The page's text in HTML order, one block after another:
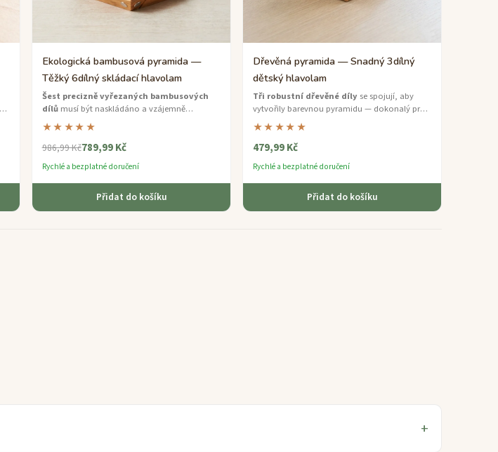
Ekologická bambusová pyramida —
Těžký 6dílný skládací hlavolam
Šest precizně vyřezaných bambusových
dílůmusí být naskládáno a vzájemně
propojeno ve správném pořadí, aby vytvořilo
dokonalou stupňovitou pyramidu.
★★★★★
986,99 Kč789,99 Kč
Rychlé a bezplatné doručení
Přidat do košíku
Dřevěná pyramida — Snadný 3dílný
dětský hlavolam
Tři robustní dřevěné díly se spojují, aby
vytvořily barevnou pyramidu — dokonalý první
hlavolam pro mladé objevitele.
★★★★★
479,99 Kč
Rychlé a bezplatné doručení
Přidat do košíku